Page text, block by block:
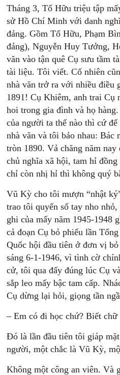
Tháng 3, Tố Hữu triệu tập
sử Hồ Chí Minh với danh
đảng. Gồm Tố Hữu, Phạm
đảng), Nguyễn Huy Tưởng,
văn vào tận quê Cụ sưu tầm
tài liệu. Tôi viết. Cố nhiên
nhà văn trở ra với nhiều điều
1891! Cụ Khiêm, anh trai Cụ
hoi trong gia đình và họ
của người ta thế nào thì cứ
nhà văn và tôi bảo nhau: Bác
tròn 1890. Vả chăng năm
chủ nghĩa xã hội, tam hỉ
chỉ còn nhị hỉ thì không quý
Vũ Kỳ cho tôi mượn “nhật
trao tôi quyển sổ tay nho
ghi của mấy năm 1945-1948
cả đoạn Cụ bỏ phiếu lần
Quốc hội đầu tiên ở đơn vị
sáng 6-1-1946, vì tình cờ
cử, tôi qua đấy đúng lúc Cụ
sắp leo mấy bậc tam cấp.
Cụ dừng lại hỏi, giọng tần
– Em có đi học chứ? Biết
Đó là lần đầu tiên tôi giáp
người, một chắc là Vũ Kỳ,
Không một công an viên. Và